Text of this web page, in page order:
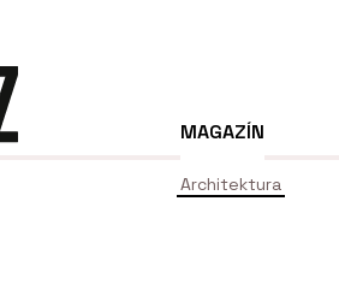
MAGAZÍN
Architektura